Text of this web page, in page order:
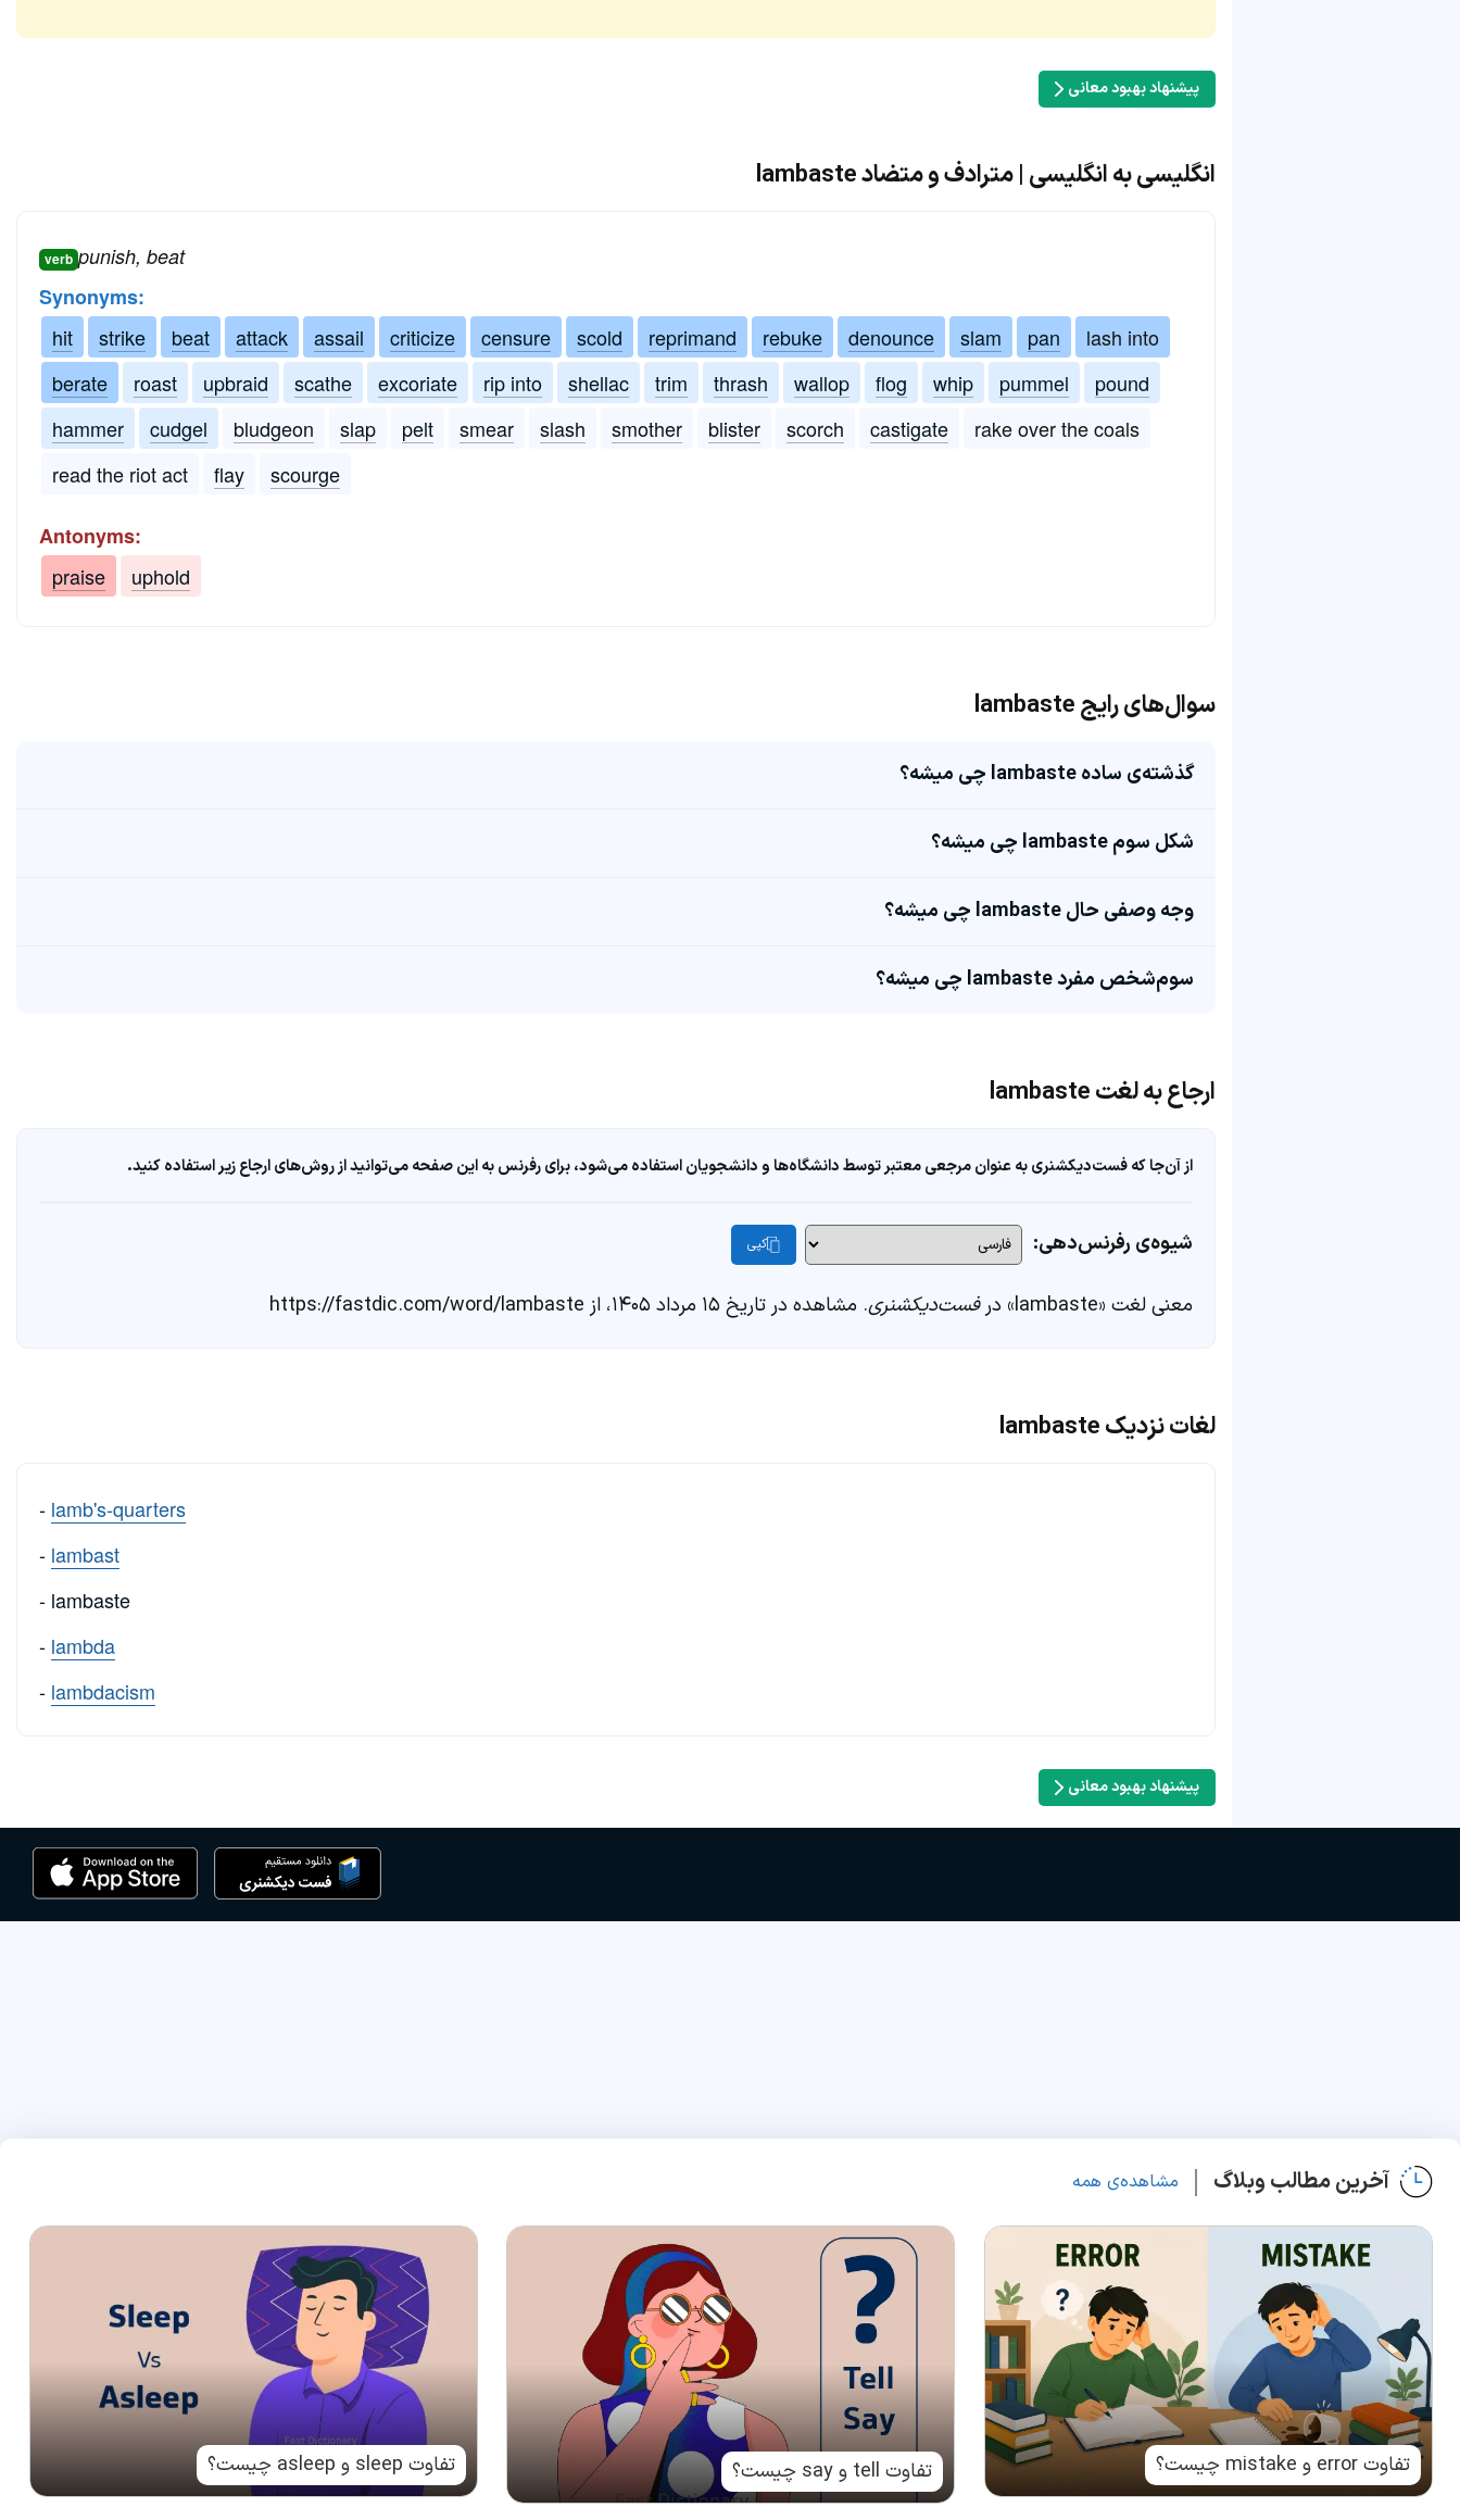
پیشنهاد بهبود معانی
انگلیسی به انگلیسی | مترادف و متضاد lambaste
verb punish, beat
Synonyms:
hit
strike beat attack assail criticize censure scold reprimand rebuke denounce slam pan
lash into
berate
roast upbraid scathe excoriate rip into shellac trim thrash wallop flog whip pummel
pound
hammer
cudgel bludgeon slap pelt smear slash smother blister scorch castigate
rake over the coals
read the riot act
flay scourge
Antonyms:
praise
uphold
سوال‌های رایج lambaste
گذشته‌ی ساده lambaste چی میشه؟
شکل سوم lambaste چی میشه؟
وجه وصفی حال lambaste چی میشه؟
سوم‌شخص مفرد lambaste چی میشه؟
ارجاع به لغت lambaste
از آن‌جا که فست‌دیکشنری به عنوان مرجعی معتبر توسط دانشگاه‌ها و دانشجویان استفاده می‌شود، برای رفرنس به این صفحه می‌توانید از روش‌های ارجاع زیر استفاده کنید.
شیوه‌ی رفرنس‌دهی: کپی
معنی لغت «lambaste» در فست‌دیکشنری. مشاهده در تاریخ ۱۵ مرداد ۱۴۰۵، از https://fastdic.com/word/lambaste
لغات نزدیک lambaste
- lamb's-quarters
- lambast
- lambaste
- lambda
- lambdacism
پیشنهاد بهبود معانی
آخرین مطالب وبلاگ مشاهده‌ی همه
تفاوت error و mistake چیست؟ تفاوت tell و say چیست؟ تفاوت sleep و asleep چیست؟